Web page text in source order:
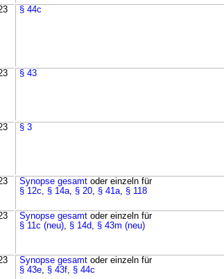
§ 44c
§ 43
§ 3
Synopse gesamt oder einzeln für
§ 12c, § 14a, § 20, § 41a, § 118
Synopse gesamt oder einzeln für
§ 11c (neu), § 14d, § 43m (neu)
Synopse gesamt oder einzeln für
§ 43e, § 43f, § 44c